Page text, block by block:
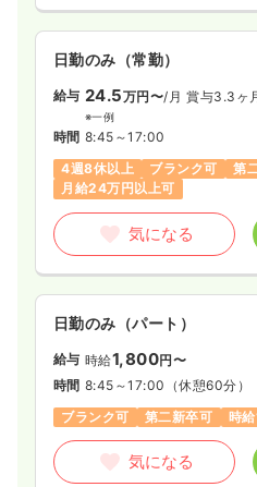
年間休日120日
気になる
外来正看護師
夜勤のみ（パート）
気になる
日勤のみ（常勤）
給与 24.5万円〜/月 賞与3.3ヶ
※一例
時間 8:45～17:00
4週8休以上
ブランク可
第
月給24万円以上可
気になる
日勤のみ（パート）
給与 時給1,800円〜
時間 8:45～17:00 （休憩60分）
ブランク可
第二新卒可 時
気になる